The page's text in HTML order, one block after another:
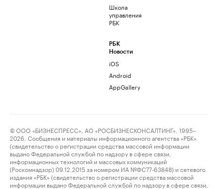
Школа
управления
РБК
РБК
Новости
iOS
Android
AppGallery
© ООО «БИЗНЕСПРЕСС», АО «РОСБИЗНЕСКОНСАЛТИНГ», 1995–
2026. Сообщения и материалы информационного агентства «РБК»
(свидетельство о регистрации средства массовой информации
выдано Федеральной службой по надзору в сфере связи,
информационных технологий и массовых коммуникаций
(Роскомнадзор) 09.12.2015 за номером ИА №ФС77-63848) и сетевого
издания «РБК» (свидетельство о регистрации средства массовой
информации выдано Федеральной службой по надзору в сфере связи,